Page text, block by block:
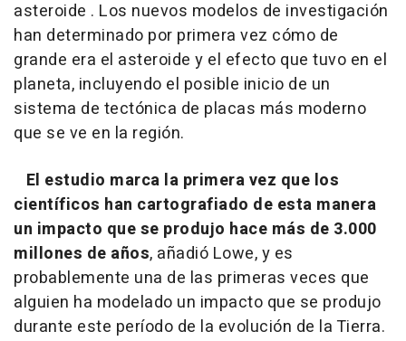
asteroide . Los nuevos modelos de investigación
han determinado por primera vez cómo de
grande era el asteroide y el efecto que tuvo en el
planeta, incluyendo el posible inicio de un
sistema de tectónica de placas más moderno
que se ve en la región.
El estudio marca la primera vez que los
científicos han cartografiado de esta manera
un impacto que se produjo hace más de 3.000
millones de años, añadió Lowe, y es
probablemente una de las primeras veces que
alguien ha modelado un impacto que se produjo
durante este período de la evolución de la Tierra.